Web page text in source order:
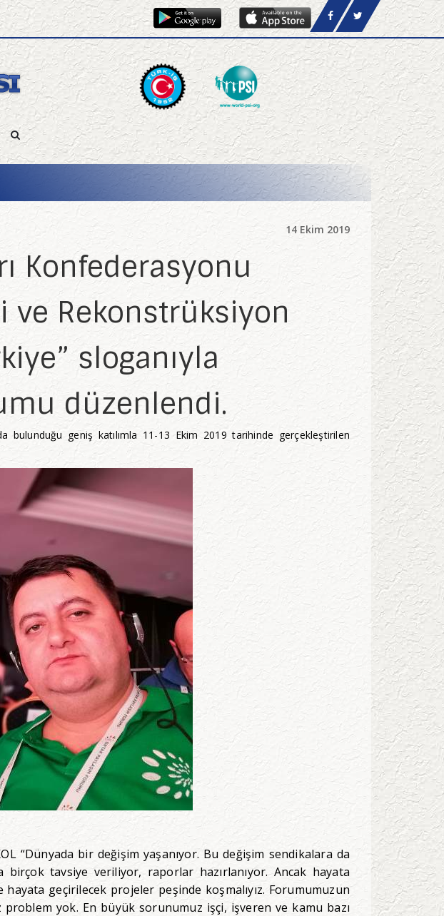
14 Ekim 2019
Konfederasyonu
ve Rekonstrüksiyon
sloganıyla
düzenlendi.
bulunduğu geniş katılımla 11-13 Ekim 2019 tarihinde gerçekleştirilen
“Dünyada bir değişim yaşanıyor. Bu değişim sendikalara da
birçok tavsiye veriliyor, raporlar hazırlanıyor. Ancak hayata
geçirilecek projeler peşinde koşmalıyız. Forumumuzun
yok. En büyük sorunumuz işçi, işveren ve kamu bazı